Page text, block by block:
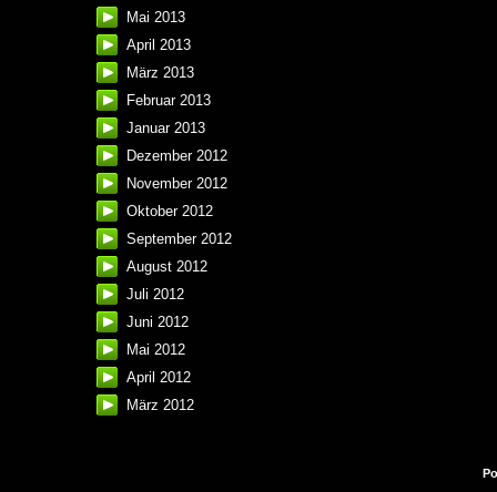
Mai 2013
April 2013
März 2013
Februar 2013
Januar 2013
Dezember 2012
November 2012
Oktober 2012
September 2012
August 2012
Juli 2012
Juni 2012
Mai 2012
April 2012
März 2012